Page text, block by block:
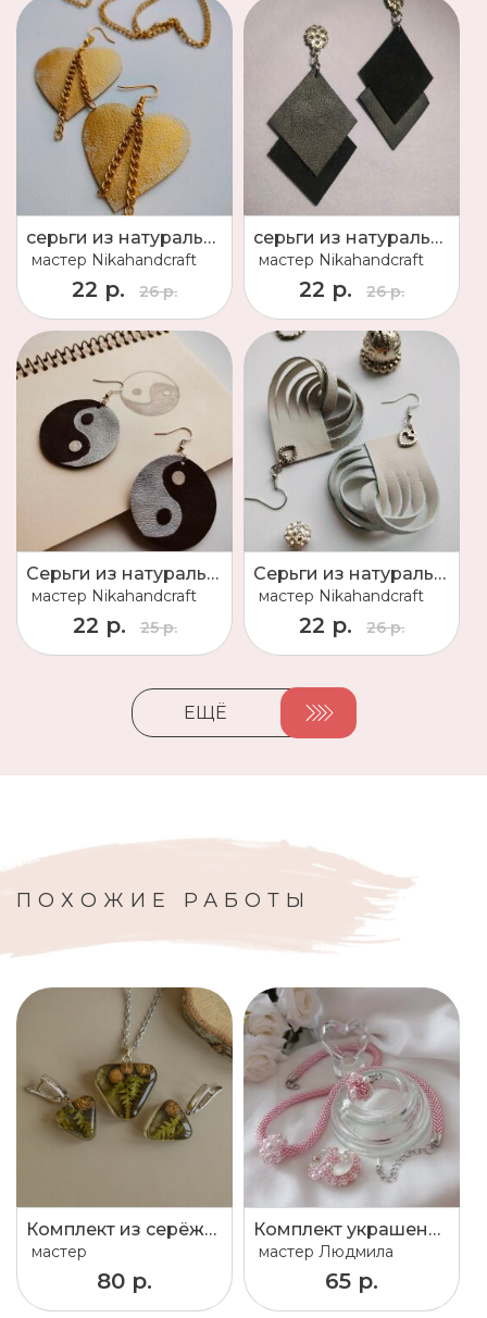
серьги из натуральной кожи
мастер Nikahandcraft
22 р. 26 р.
серьги из натуральной кожи
мастер Nikahandcraft
22 р. 26 р.
Серьги из натуральной кожи
мастер Nikahandcraft
22 р. 25 р.
Серьги из натуральной кожи
мастер Nikahandcraft
22 р. 26 р.
ЕЩЁ
ПОХОЖИЕ РАБОТЫ
Комплект из серёжек и кулона из ювелирной смолы
мастер
80 р.
Комплект украшений
мастер Людмила
65 р.